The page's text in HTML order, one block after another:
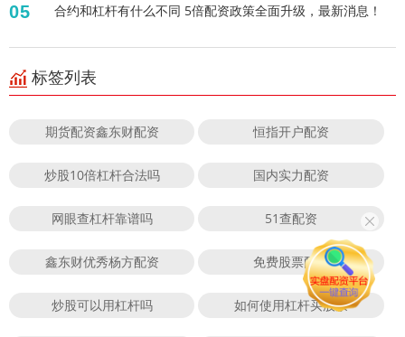
05 合约和杠杆有什么不同 5倍配资政策全面升级，最新消息！
标签列表
期货配资鑫东财配资 恒指开户配资
炒股10倍杠杆合法吗 国内实力配资
网眼查杠杆靠谱吗 51查配资
鑫东财优秀杨方配资 免费股票配资
炒股可以用杠杆吗 如何使用杠杆买股票